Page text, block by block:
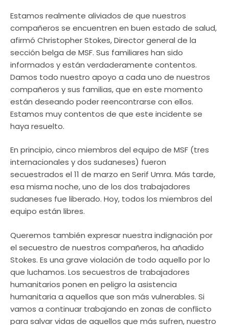
Estamos realmente aliviados de que nuestros
compañeros se encuentren en buen estado de salud,
afirmó Christopher Stokes, Director general de la
sección belga de MSF. Sus familiares han sido
informados y están verdaderamente contentos.
Damos todo nuestro apoyo a cada uno de nuestros
compañeros y sus familias, que en este momento
están deseando poder reencontrarse con ellos.
Estamos muy contentos de que este incidente se
haya resuelto.
En principio, cinco miembros del equipo de MSF (tres
internacionales y dos sudaneses) fueron
secuestrados el 11 de marzo en Serif Umra. Más tarde,
esa misma noche, uno de los dos trabajadores
sudaneses fue liberado. Hoy, todos los miembros del
equipo están libres.
Queremos también expresar nuestra indignación por
el secuestro de nuestros compañeros, ha añadido
Stokes. Es una grave violación de todo aquello por lo
que luchamos. Los secuestros de trabajadores
humanitarios ponen en peligro la asistencia
humanitaria a aquellos que son más vulnerables. Si
vamos a continuar trabajando en zonas de conflicto
para salvar vidas de aquellos que más sufren, nuestro